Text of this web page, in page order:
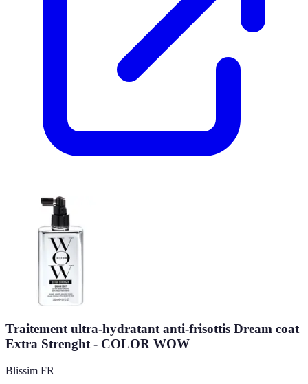
Traitement ultra-hydratant anti-frisottis Dream coat
Extra Strenght - COLOR WOW
Blissim FR